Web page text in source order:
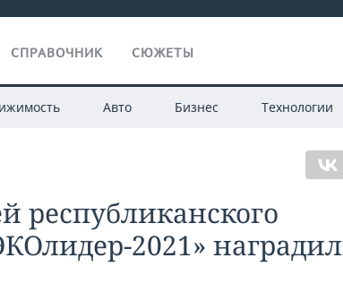
СПРАВОЧНИК СЮЖЕТЫ
Авто Бизнес Технологии
республиканского
2021»